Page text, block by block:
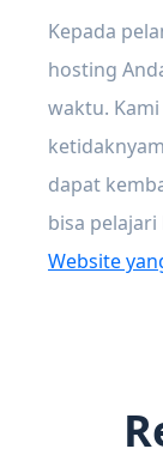
Kepada
hosting
waktu.
dapat
bisa
Website